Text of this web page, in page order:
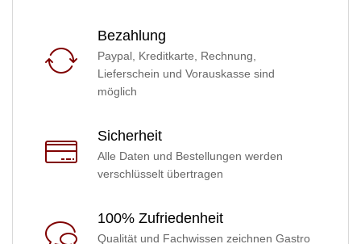
Bezahlung
Paypal, Kreditkarte, Rechnung,
Lieferschein und Vorauskasse sind
möglich
Sicherheit
Alle Daten und Bestellungen werden
verschlüsselt übertragen
100% Zufriedenheit
Qualität und Fachwissen zeichnen Gastro